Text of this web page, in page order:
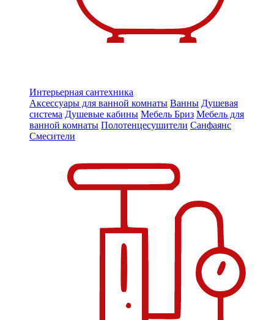
Интерьерная сантехника
Аксессуары для ванной комнаты Ванны Душевая
система Душевые кабины Мебель Бриз Мебель для
ванной комнаты Полотенцесушители Санфаянс
Смесители